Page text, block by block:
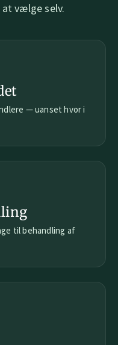
vælge selv.
— uanset hvor i
til behandling af